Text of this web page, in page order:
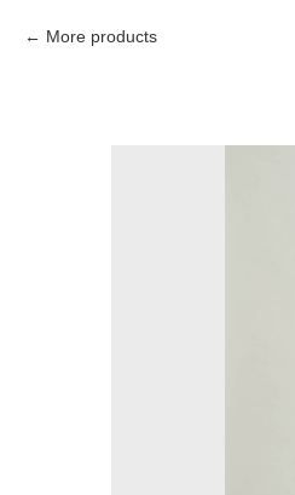
More products